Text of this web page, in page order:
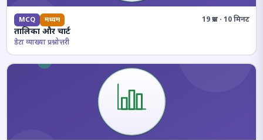
MCQ मध्यम 19 प्रश्न · 10 मिनट
तालिका और चार्ट
डेटा व्याख्या प्रश्नोत्तरी